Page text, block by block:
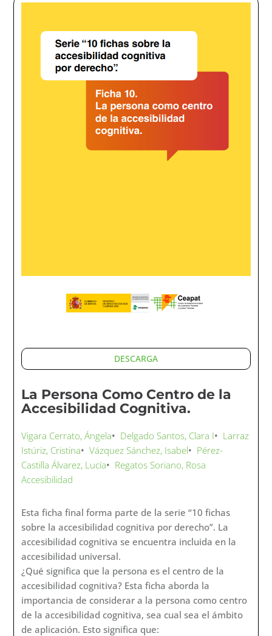
DESCARGA
La Persona Como Centro de la
Accesibilidad Cognitiva.
Vigara Cerrato, Ángela• Delgado Santos, Clara I• Larraz
Istúriz, Cristina•Vázquez Sánchez, Isabel• Pérez-
Castilla Álvarez, Lucía• Regatos Soriano, Rosa
Accesibilidad
Esta ficha final forma parte de la serie “10 fichas
sobre la accesibilidad cognitiva por derecho”. La
accesibilidad cognitiva se encuentra incluida en la
accesibilidad universal.
¿Qué significa que la persona es el centro de la
accesibilidad cognitiva? Esta ficha aborda la
importancia de considerar a la persona como centro
de la accesibilidad cognitiva, sea cual sea el ámbito
de aplicación. Esto significa que: